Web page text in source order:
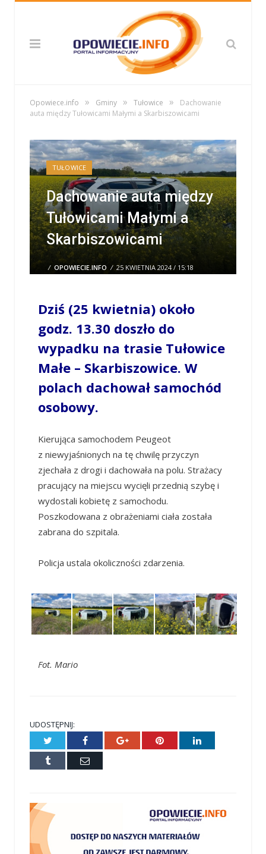
Opowiece.info » Gminy » Tułowice »
Dachowanie
auta między Tułowicami Małymi a Skarbiszowicami
TUŁOWICE
Dachowanie auta między
Tułowicami Małymi a
Skarbiszowicami
/ OPOWIECIE.INFO / 25 KWIETNIA 2024 / 15:18
0 COMMENTS
Dziś (25 kwietnia) około
godz. 13.30 doszło do
wypadku na trasie Tułowice
Małe – Skarbiszowice. W
polach dachował samochód
osobowy.
Kierująca samochodem Peugeot
z niewyjaśnionych na tę chwilę przyczyn
zjechała z drogi i dachowała na polu. Strażacy
pracujący na miejscu wycięli przednią szybę i
wydostali kobietę z samochodu.
Poszkodowana z obrażeniami ciała została
zabrana do szpitala.
Policja ustala okoliczności zdarzenia.
Fot. Mario
UDOSTĘPNIJ:
Twitter Facebook Google+ Pinterest LinkedIn
Tumblr
E-